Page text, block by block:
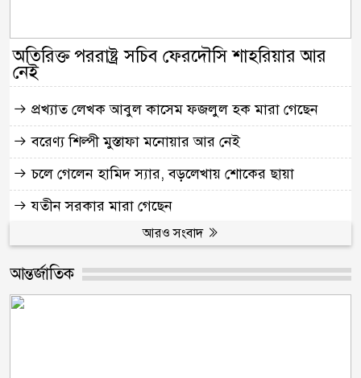
অতিরিক্ত পররাষ্ট্র সচিব ফেরদৌসি শাহরিয়ার আর
নেই
প্রখ্যাত লেখক আবুল কাসেম ফজলুল হক মারা গেছেন
বরেণ্য শিল্পী মুস্তাফা মনোয়ার আর নেই
চলে গেলেন হামিদ স্যার, বড়লেখায় শোকের ছায়া
যতীন সরকার মারা গেছেন
আরও সংবাদ
আন্তর্জাতিক